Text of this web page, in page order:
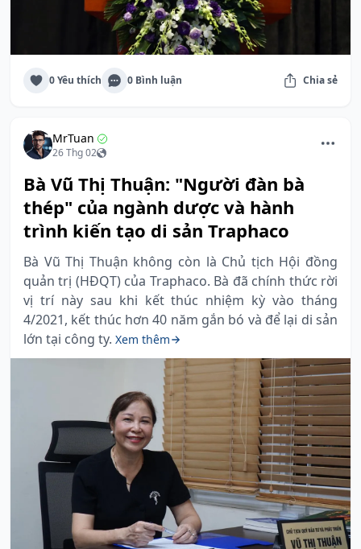
0 Yêu thích 0 Bình luận Chia sẻ
MrTuan
26 Thg 02
Bà Vũ Thị Thuận: "Người đàn bà
thép" của ngành dược và hành
trình kiến tạo di sản Traphaco
Bà Vũ Thị Thuận không còn là Chủ tịch Hội đồng
quản trị (HĐQT) của Traphaco. Bà đã chính thức rời
vị trí này sau khi kết thúc nhiệm kỳ vào tháng
4/2021, kết thúc hơn 40 năm gắn bó và để lại di sản
lớn tại công ty. Xem thêm